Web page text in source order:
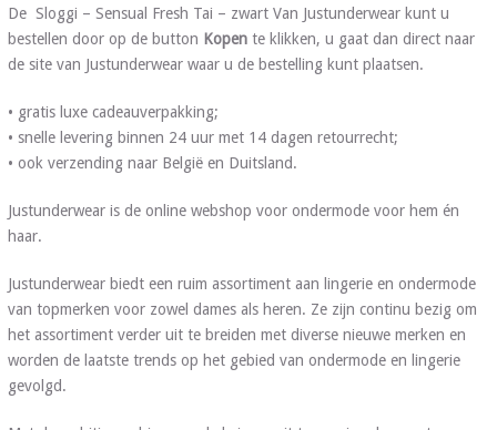
De Sloggi – Sensual Fresh Tai – zwart Van Justunderwear kunt u
bestellen door op de button Kopente klikken, u gaat dan direct naar
de site van Justunderwear waar u de bestelling kunt plaatsen.
• gratis luxe cadeauverpakking;
• snelle levering binnen 24 uur met 14 dagen retourrecht;
• ook verzending naar België en Duitsland.
Justunderwear is de online webshop voor ondermode voor hem én
haar.
Justunderwear biedt een ruim assortiment aan lingerie en ondermode
van topmerken voor zowel dames als heren. Ze zijn continu bezig om
het assortiment verder uit te breiden met diverse nieuwe merken en
worden de laatste trends op het gebied van ondermode en lingerie
gevolgd.